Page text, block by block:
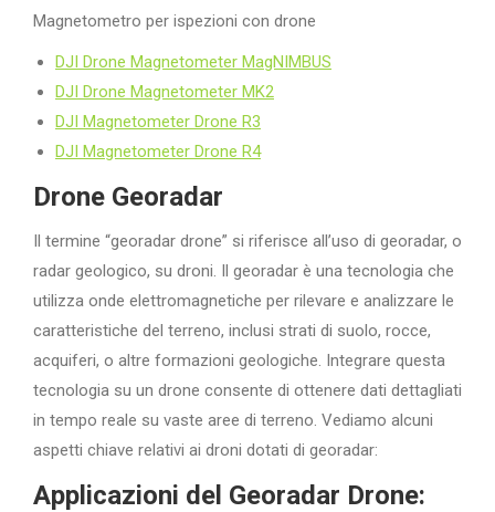
Magnetometro per ispezioni con drone
DJI Drone Magnetometer MagNIMBUS
DJI Drone Magnetometer MK2
DJI Magnetometer Drone R3
DJI Magnetometer Drone R4
Drone Georadar
Il termine “georadar drone” si riferisce all’uso di georadar, o
radar geologico, su droni. Il georadar è una tecnologia che
utilizza onde elettromagnetiche per rilevare e analizzare le
caratteristiche del terreno, inclusi strati di suolo, rocce,
acquiferi, o altre formazioni geologiche. Integrare questa
tecnologia su un drone consente di ottenere dati dettagliati
in tempo reale su vaste aree di terreno. Vediamo alcuni
aspetti chiave relativi ai droni dotati di georadar:
Applicazioni del Georadar Drone: